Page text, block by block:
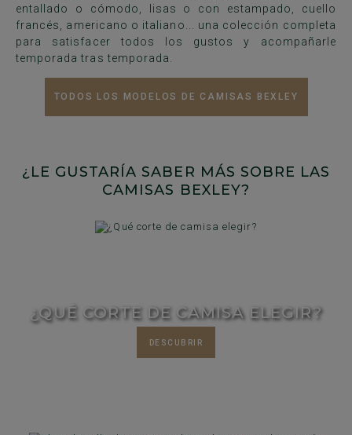
entallado o cómodo, lisas o con estampado, cuello
francés, americano o italiano... una colección completa
para satisfacer todos los gustos y acompañarle
temporada tras temporada.
TODOS LOS MODELOS DE CAMISAS BEXLEY
¿LE GUSTARÍA SABER MÁS SOBRE LAS
CAMISAS BEXLEY?
¿QUÉ CORTE DE CAMISA ELEGIR?
DESCUBRIR